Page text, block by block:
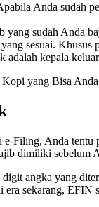
Anda sudah
sudah Anda
sesuai.
adalah kepala
yang Bisa
e-Filing, Anda
dimiliki sebelum
angka yang
sekarang, EFIN